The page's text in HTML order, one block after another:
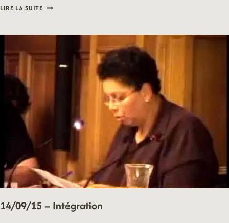
LIRE LA SUITE14/09/15
ENFANCE
14/09/15 – Intégration